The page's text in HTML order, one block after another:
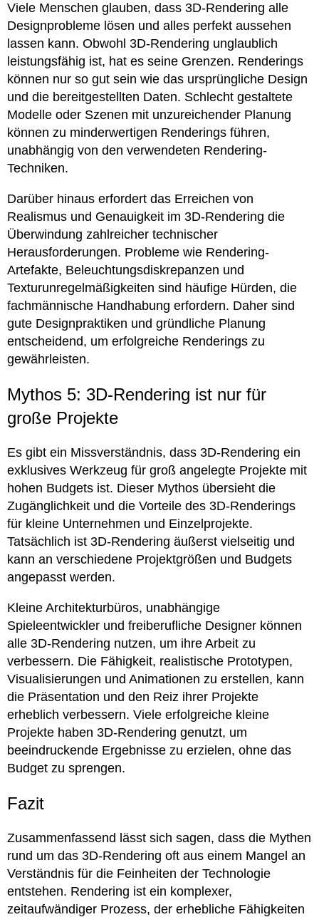
Viele Menschen glauben, dass 3D-Rendering alle
Designprobleme lösen und alles perfekt aussehen
lassen kann. Obwohl 3D-Rendering unglaublich
leistungsfähig ist, hat es seine Grenzen. Renderings
können nur so gut sein wie das ursprüngliche Design
und die bereitgestellten Daten. Schlecht gestaltete
Modelle oder Szenen mit unzureichender Planung
können zu minderwertigen Renderings führen,
unabhängig von den verwendeten Rendering-
Techniken.
Darüber hinaus erfordert das Erreichen von
Realismus und Genauigkeit im 3D-Rendering die
Überwindung zahlreicher technischer
Herausforderungen. Probleme wie Rendering-
Artefakte, Beleuchtungsdiskrepanzen und
Texturunregelmäßigkeiten sind häufige Hürden, die
fachmännische Handhabung erfordern. Daher sind
gute Designpraktiken und gründliche Planung
entscheidend, um erfolgreiche Renderings zu
gewährleisten.
Mythos 5: 3D-Rendering ist nur für
große Projekte
Es gibt ein Missverständnis, dass 3D-Rendering ein
exklusives Werkzeug für groß angelegte Projekte mit
hohen Budgets ist. Dieser Mythos übersieht die
Zugänglichkeit und die Vorteile des 3D-Renderings
für kleine Unternehmen und Einzelprojekte.
Tatsächlich ist 3D-Rendering äußerst vielseitig und
kann an verschiedene Projektgrößen und Budgets
angepasst werden.
Kleine Architekturbüros, unabhängige
Spieleentwickler und freiberufliche Designer können
alle 3D-Rendering nutzen, um ihre Arbeit zu
verbessern. Die Fähigkeit, realistische Prototypen,
Visualisierungen und Animationen zu erstellen, kann
die Präsentation und den Reiz ihrer Projekte
erheblich verbessern. Viele erfolgreiche kleine
Projekte haben 3D-Rendering genutzt, um
beeindruckende Ergebnisse zu erzielen, ohne das
Budget zu sprengen.
Fazit
Zusammenfassend lässt sich sagen, dass die Mythen
rund um das 3D-Rendering oft aus einem Mangel an
Verständnis für die Feinheiten der Technologie
entstehen. Rendering ist ein komplexer,
zeitaufwändiger Prozess, der erhebliche Fähigkeiten